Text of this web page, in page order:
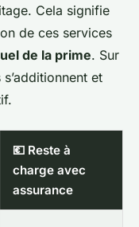
Cela signifie
de ces services
de la prime. Sur
et
💶 Reste à
charge avec
assurance